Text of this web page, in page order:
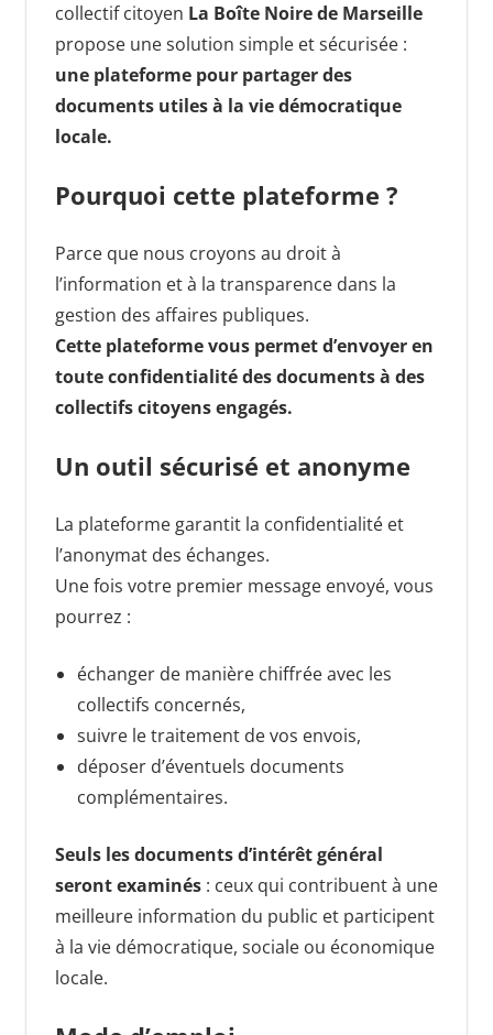
collectif citoyen La Boîte Noire de Marseille
propose une solution simple et sécurisée :
une plateforme pour partager des
documents utiles à la vie démocratique
locale.
Pourquoi cette plateforme ?
Parce que nous croyons au droit à
l’information et à la transparence dans la
gestion des affaires publiques.
Cette plateforme vous permet d’envoyer en
toute confidentialité des documents à des
collectifs citoyens engagés.
Un outil sécurisé et anonyme
La plateforme garantit la confidentialité et
l’anonymat des échanges.
Une fois votre premier message envoyé, vous
pourrez :
échanger de manière chiffrée avec les
collectifs concernés,
suivre le traitement de vos envois,
déposer d’éventuels documents
complémentaires.
Seuls les documents d’intérêt général
seront examinés: ceux qui contribuent à une
meilleure information du public et participent
à la vie démocratique, sociale ou économique
locale.